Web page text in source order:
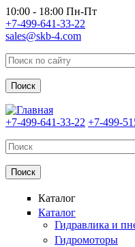
Перейти к основному
10:00 - 18:00 Пн-Пт
+7-499-641-33-22
sales@skb-4.com
+7-499-641-33-22 +7-499-
Каталог
Каталог
Гидравлика и
Гидромоторы